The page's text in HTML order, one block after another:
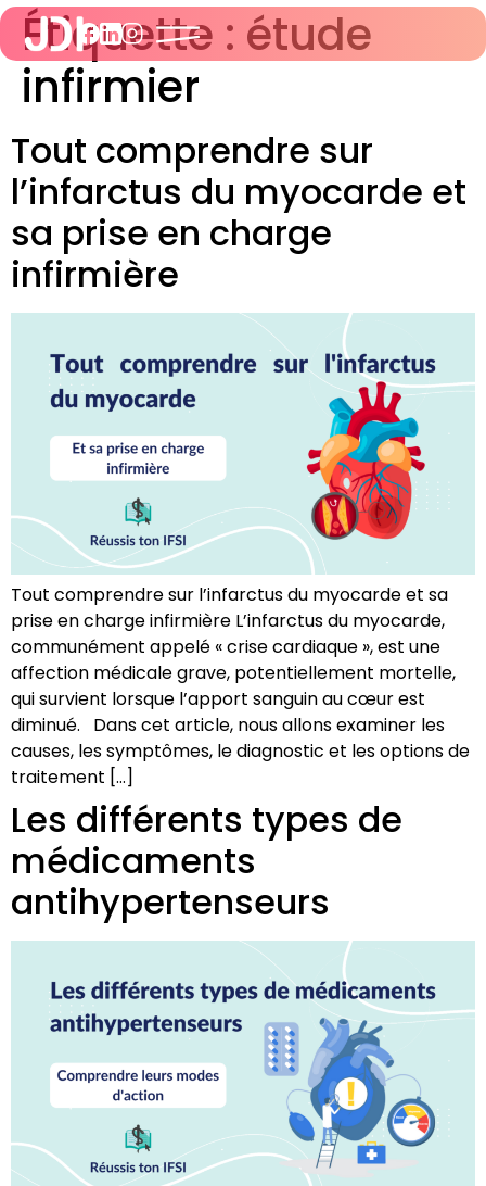
Étiquette : étude
infirmier
Tout comprendre sur
l’infarctus du myocarde et
sa prise en charge
infirmière
Tout comprendre sur l’infarctus du myocarde et sa
prise en charge infirmière L’infarctus du myocarde,
communément appelé « crise cardiaque », est une
affection médicale grave, potentiellement mortelle,
qui survient lorsque l’apport sanguin au cœur est
diminué. Dans cet article, nous allons examiner les
causes, les symptômes, le diagnostic et les options de
traitement […]
Les différents types de
médicaments
antihypertenseurs